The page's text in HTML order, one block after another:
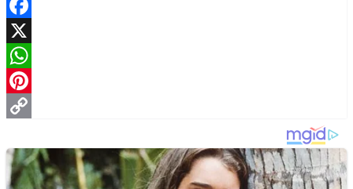
Facebook
X
WhatsApp
Pinterest
Link